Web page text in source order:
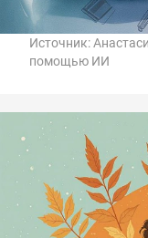
Источник:
помощью ИИ